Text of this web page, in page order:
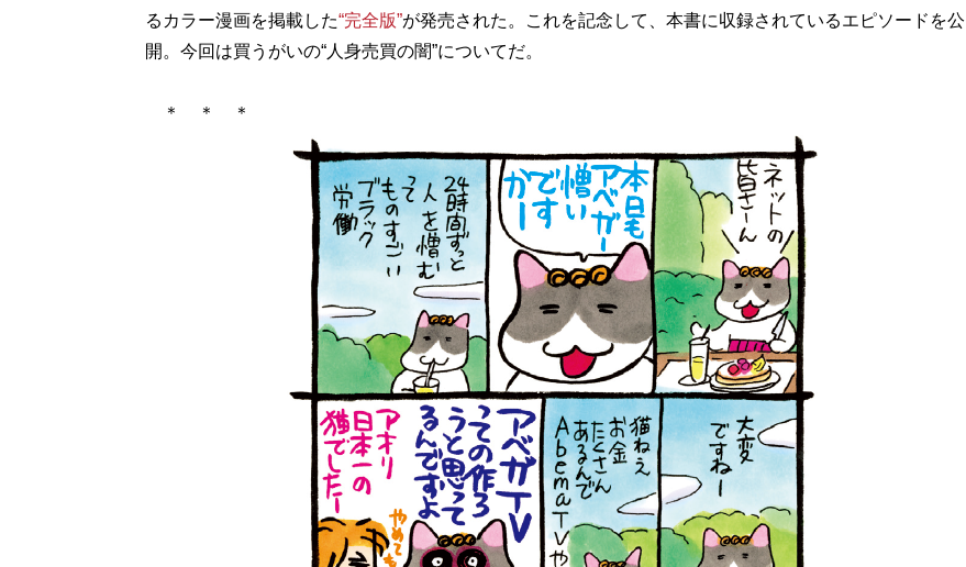
るカラー漫画を掲載した“完全版”が発売された。これを記念して、本書に収録されているエピソードを公
開。今回は買うがいの“人身売買の闇”についてだ。